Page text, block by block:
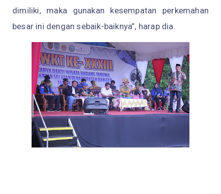
dimiliki, maka gunakan kesempatan perkemahan
besar ini dengan sebaik-baiknya”, harap dia.